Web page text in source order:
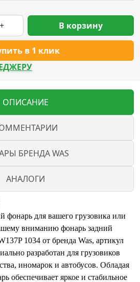
+
в 1 клик
В корзину
ОПИСАНИЕ
БРЕНДА WAS
АНАЛОГИ
для вашего грузовика или
вниманию фонарь задний
1034 от бренда Was, артикул
разработан для грузовиков
иномарок и автобусов. Обладая
обеспечивает яркое и стабильное